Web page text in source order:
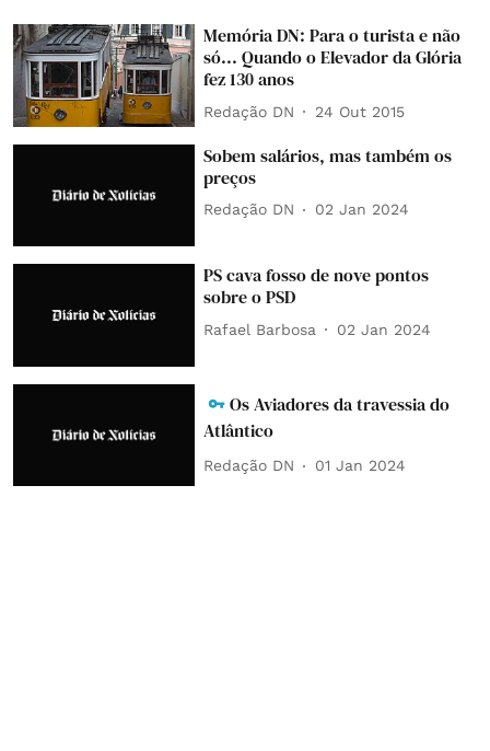
Memória DN: Para o turista e não
só... Quando o Elevador da Glória
fez 130 anos
Redação DN 24 Out 2015
Sobem salários, mas também os
preços
Redação DN 02 Jan 2024
PS cava fosso de nove pontos
sobre o PSD
Rafael Barbosa 02 Jan 2024
Os Aviadores da travessia do
Atlântico
Redação DN 01 Jan 2024